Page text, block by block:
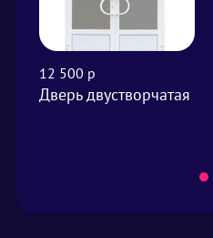
12 500 р
Дверь двустворчатая